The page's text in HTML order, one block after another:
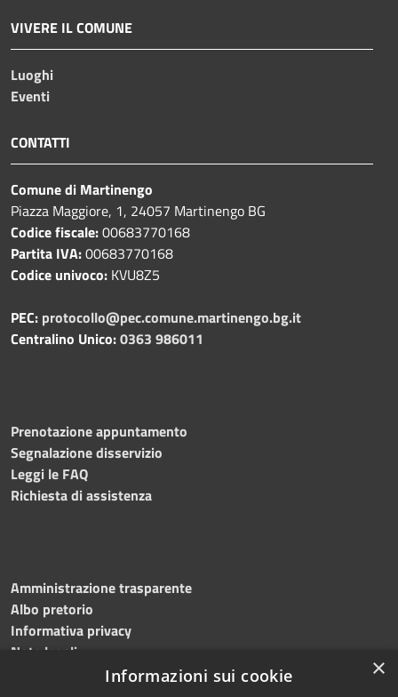
VIVERE IL COMUNE
Luoghi
Eventi
CONTATTI
Comune di Martinengo
Piazza Maggiore, 1, 24057 Martinengo BG
Codice fiscale:00683770168
Partita IVA:00683770168
Codice univoco: KVU8Z5
PEC: protocollo@pec.comune.martinengo.bg.it
Centralino Unico:0363 986011
Prenotazione appuntamento
Segnalazione disservizio
Leggi le FAQ
Richiesta di assistenza
Amministrazione trasparente
Albo pretorio
Informativa privacy
Note legali
Dichiarazione di accessibilità
×
Informazioni sui cookie